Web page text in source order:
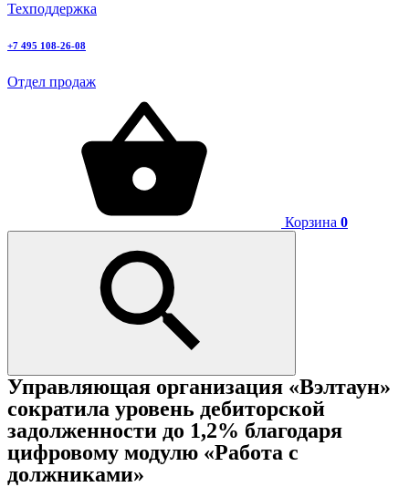
Техподдержка
+7 495 108-26-08
Отдел продаж
Корзина 0
Управляющая организация «Вэлтаун»
сократила уровень дебиторской
задолженности до 1,2% благодаря
цифровому модулю «Работа с
должниками»